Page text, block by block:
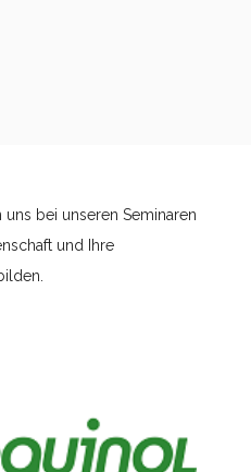
bei unseren Seminaren
und Ihre